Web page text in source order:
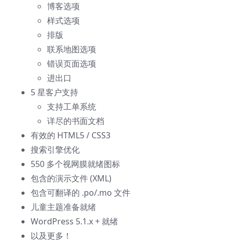
博客选项
样式选项
排版
联系地图选项
错误页面选项
进出口
5 星客户支持
支持工单系统
详尽的书面文档
有效的 HTML5 / CSS3
搜索引擎优化
550 多个视网膜就绪图标
包含的演示文件 (XML)
包含可翻译的 .po/.mo 文件
儿童主题准备就绪
WordPress 5.1.x + 就绪
以及更多！